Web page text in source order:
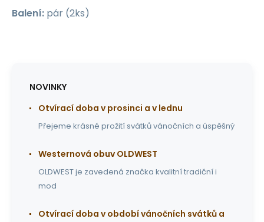
Balení: pár (2ks)
NOVINKY
Otvírací doba v prosinci a v lednu
Přejeme krásné prožití svátků vánočních a úspěšný
Westernová obuv OLDWEST
OLDWEST je zavedená značka kvalitní tradiční i
mod
Otvírací doba v období vánočních svátků a